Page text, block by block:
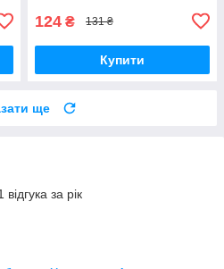
124 ₴ 131 ₴
Купити
ще
за рік